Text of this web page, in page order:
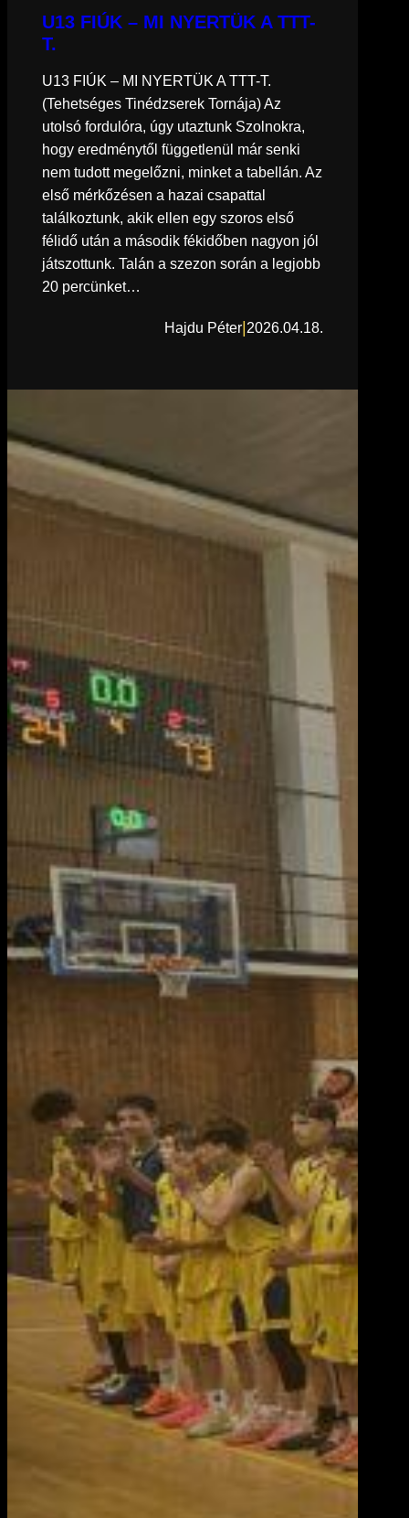
U13 FIÚK – MI NYERTÜK A TTT-
T.
U13 FIÚK – MI NYERTÜK A TTT-T.
(Tehetséges Tinédzserek Tornája) Az
utolsó fordulóra, úgy utaztunk Szolnokra,
hogy eredménytől függetlenül már senki
nem tudott megelőzni, minket a tabellán. Az
első mérkőzésen a hazai csapattal
találkoztunk, akik ellen egy szoros első
félidő után a második fékidőben nagyon jól
játszottunk. Talán a szezon során a legjobb
20 percünket…
Hajdu Péter 2026.04.18.